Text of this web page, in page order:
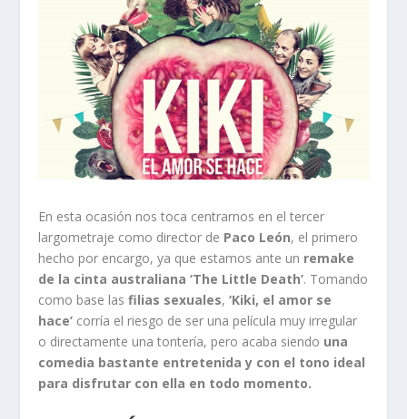
En esta ocasión nos toca centrarnos en el tercer
largometraje como director de Paco León, el primero
hecho por encargo, ya que estamos ante un remake
de la cinta australiana ‘The Little Death’. Tomando
como base lasfilias sexuales,‘Kiki, el amor se
hace’ corría el riesgo de ser una película muy irregular
o directamente una tontería, pero acaba siendo una
comedia bastante entretenida y con el tono ideal
para disfrutar con ella en todo momento.